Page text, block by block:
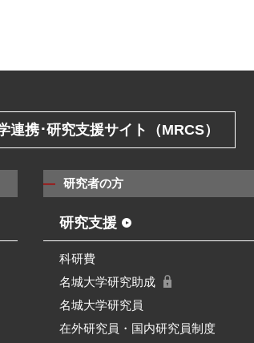
携･研究支援サイト（MRCS）
研究者の方
研究支援
科研費
名城大学研究助成
名城大学研究員
在外研究員・国内研究員制度